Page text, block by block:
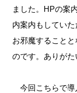
ました。HPの案
内案内もしてい
お邪魔すること
のです。ありがた
今回こちらで導